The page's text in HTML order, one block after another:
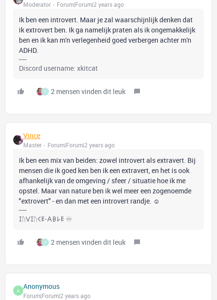
Moderator Forum|Forum|2 years ago
Ik ben een introvert. Maar je zal waarschijnlijk denken dat
ik extrovert ben. Ik ga namelijk praten als ik ongemakkelijk
ben en ik kan m'n verlegenheid goed verbergen achter m'n
ADHD.
Discord username: xkitcat
I 2 mensen vinden dit leuk
Vince
Master Forum|Forum|2 years ago
Ik ben een mix van beiden: zowel introvert als extravert. Bij
mensen die ik goed ken ben ik een extravert, en het is ook
afhankelijk van de omgeving / sfeer / situatie hoe ik me
opstel. Maar van nature ben ik wel meer een zogenoemde
"extrovert" - en dan met een introvert randje. ☺️
𐌆ᚢꓦ𐌆ᚢ𐌂𐌄-𐌀𐌁𐌋𐌄 ♾️
I 2 mensen vinden dit leuk
A Anonymous
Forum|Forum|2 years ago